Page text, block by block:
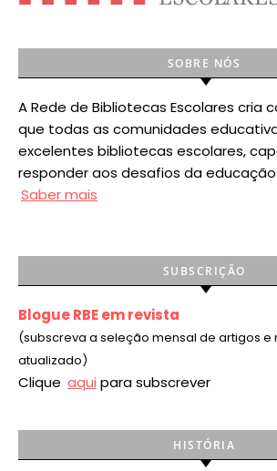
SOBRE NÓS
A Rede de Bibliotecas Escolares cria
que todas as comunidades
excelentes bibliotecas escolares,
responder aos desafios da
Saber mais
SUBSCRIÇÃO
Blogue RBE em revista
(subscreva a seleção mensal de artigos
atualizado)
Clique aqui para subscrever
HISTÓRIA